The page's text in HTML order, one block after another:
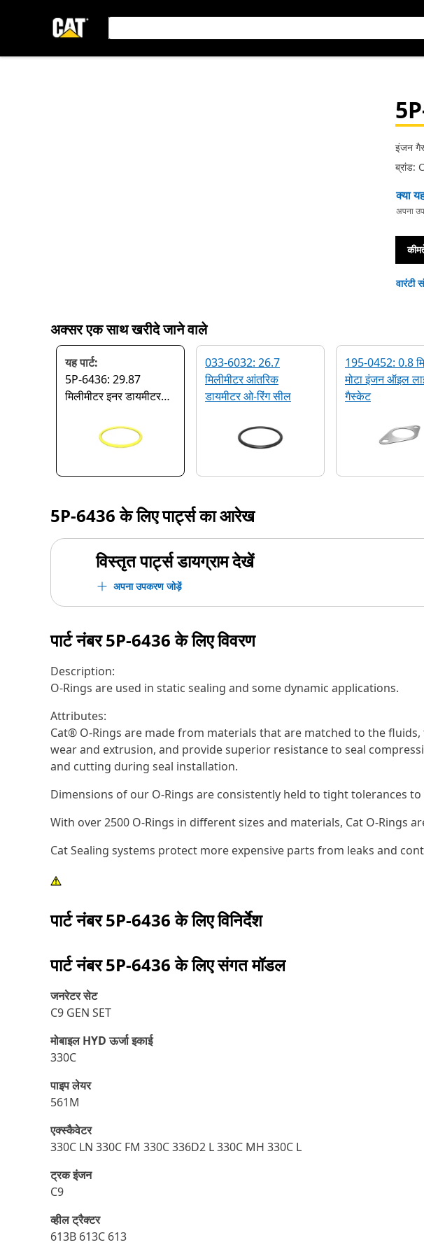
इंजन
ब्रांड:
क्या
अपना
वारंटी
अक्सर एक साथ खरीदे जाने वाले
यह पार्ट:
5P-6436: 29.87
मिलीमीटर इनर डायमीटर
033-6032: 26.7
मिलीमीटर आंतरिक
डायमीटर ओ-रिंग सील
195-0452: 0.8
मोटा इंजन ऑइल
गैस्‍केट
5P-6436के लिए पार्ट्स का आरेख
विस्तृत पार्ट्स डायग्राम देखें
अपना उपकरण जोड़ें
पार्ट नंबर5P-6436के लिए विवरण
Description:
O-Rings are used in static sealing and some dynamic applications.
Attributes:
Cat® O-Rings are made from materials that are matched to the
wear and extrusion, and provide superior resistance to seal
and cutting during seal installation.
Dimensions of our O-Rings are consistently held to tight tolerances
With over 2500 O-Rings in different sizes and materials, Cat O-
Cat Sealing systems protect more expensive parts from leaks and
पार्ट नंबर5P-6436के लिए विनिर्देश
पार्ट नंबर5P-6436के लिए संगत मॉडल
जनरेटर सेट
C9 GEN SET
मोबाइल HYD ऊर्जा इकाई
330C
पाइप लेयर
561M
एक्स्कैवेटर
330C LN 330C FM 330C 336D2 L 330C MH 330C L
ट्रक इंजन
C9
व्हील ट्रैक्टर
613B 613C 613